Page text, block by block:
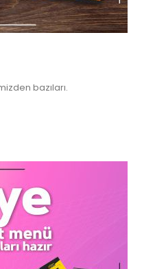
bazıları.